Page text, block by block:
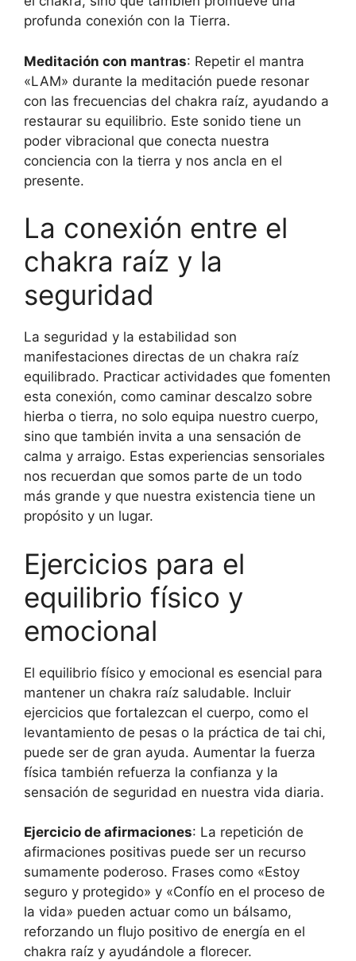
profunda conexión con la Tierra.
Meditación con mantras: Repetir el mantra
«LAM» durante la meditación puede resonar
con las frecuencias del chakra raíz, ayudando a
restaurar su equilibrio. Este sonido tiene un
poder vibracional que conecta nuestra
conciencia con la tierra y nos ancla en el
presente.
La conexión entre el
chakra raíz y la
seguridad
La seguridad y la estabilidad son
manifestaciones directas de un chakra raíz
equilibrado. Practicar actividades que fomenten
esta conexión, como caminar descalzo sobre
hierba o tierra, no solo equipa nuestro cuerpo,
sino que también invita a una sensación de
calma y arraigo. Estas experiencias sensoriales
nos recuerdan que somos parte de un todo
más grande y que nuestra existencia tiene un
propósito y un lugar.
Ejercicios para el
equilibrio físico y
emocional
El equilibrio físico y emocional es esencial para
mantener un chakra raíz saludable. Incluir
ejercicios que fortalezcan el cuerpo, como el
levantamiento de pesas o la práctica de tai chi,
puede ser de gran ayuda. Aumentar la fuerza
física también refuerza la confianza y la
sensación de seguridad en nuestra vida diaria.
Ejercicio de afirmaciones: La repetición de
afirmaciones positivas puede ser un recurso
sumamente poderoso. Frases como «Estoy
seguro y protegido» y «Confío en el proceso de
la vida» pueden actuar como un bálsamo,
reforzando un flujo positivo de energía en el
chakra raíz y ayudándole a florecer.